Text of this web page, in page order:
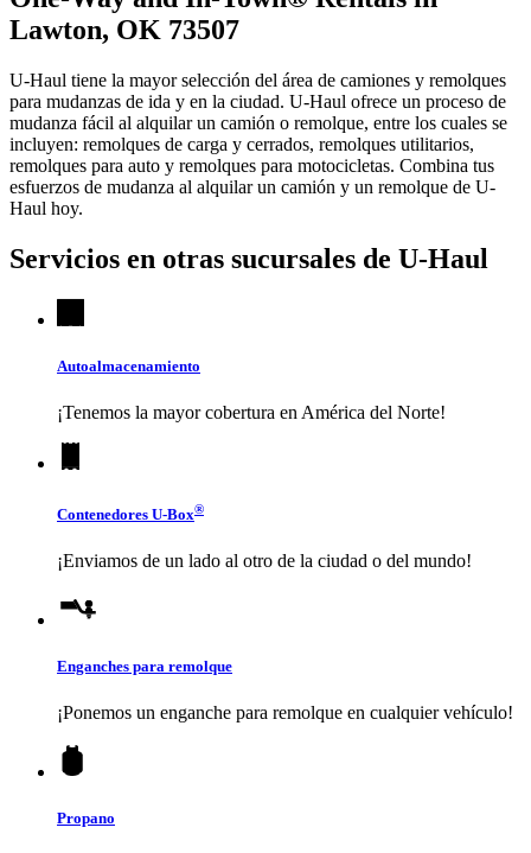
Lawton, OK 73507
U-Haul tiene la mayor selección del área de camiones y remolques
para mudanzas de ida y en la ciudad. U-Haul ofrece un proceso de
mudanza fácil al alquilar un camión o remolque, entre los cuales se
incluyen: remolques de carga y cerrados, remolques utilitarios,
remolques para auto y remolques para motocicletas. Combina tus
esfuerzos de mudanza al alquilar un camión y un remolque de U-
Haul hoy.
Servicios en otras sucursales de U-Haul
Autoalmacenamiento
¡Tenemos la mayor cobertura en América del Norte!
Contenedores U-Box®
¡Enviamos de un lado al otro de la ciudad o del mundo!
Enganches para remolque
¡Ponemos un enganche para remolque en cualquier vehículo!
Propano